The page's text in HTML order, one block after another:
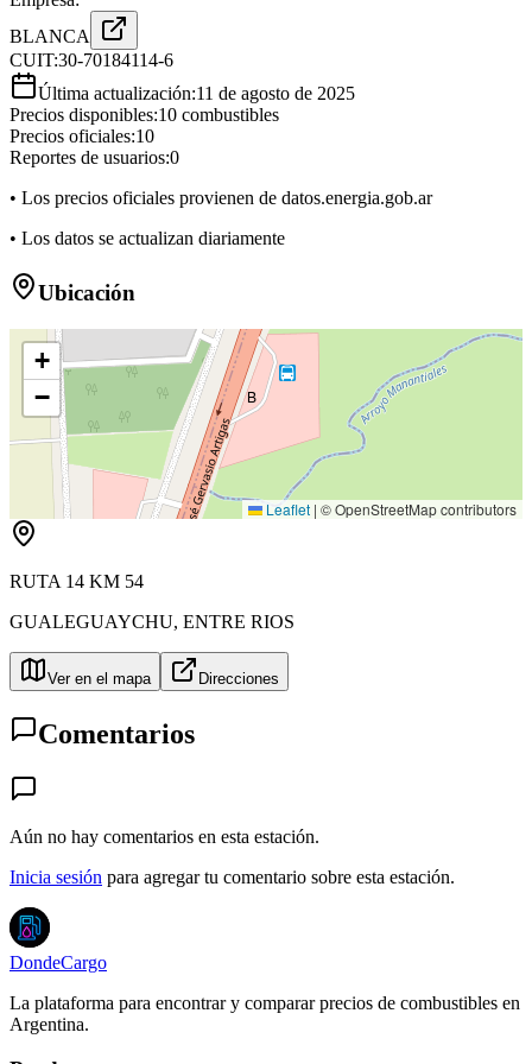
BLANCA
CUIT:30-70184114-6
Última actualización:11 de agosto de 2025
Precios disponibles:10 combustibles
Precios oficiales:10
Reportes de usuarios:0
• Los precios oficiales provienen de datos.energia.gob.ar
• Los datos se actualizan diariamente
Ubicación
B
+
−
Leaflet | © OpenStreetMap contributors
RUTA 14 KM 54
GUALEGUAYCHU, ENTRE RIOS
Ver en el mapa Direcciones
Comentarios
Aún no hay comentarios en esta estación.
Inicia sesión para agregar tu comentario sobre esta estación.
DondeCargo
La plataforma para encontrar y comparar precios de combustibles en
Argentina.